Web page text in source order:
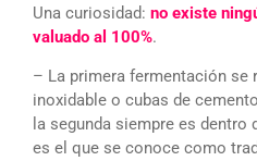
Una curiosidad: no existe
valuado al 100%.
– La primera fermentación se
inoxidable o cubas de
la segunda siempre es
es el que se conoce como